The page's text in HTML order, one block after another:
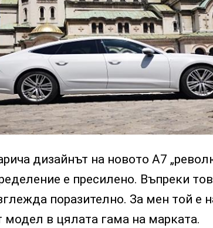
дизайнът на новото А7
е пресилено. Въпреки
поразително. За мен той е
модел в цялата гама на марката.